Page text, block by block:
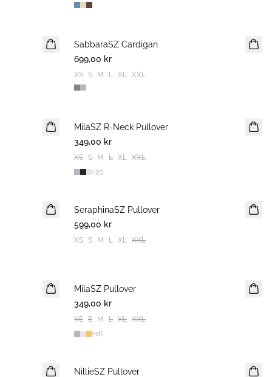
NYHET
SabbaraSZ Cardigan
699,00 kr
XS S M L XL XXL
NYHET
2 FOR 600 SEK
MilaSZ R-Neck Pullover
349,00 kr
XS S M L XL XXL
+20
NYHET
SeraphinaSZ Pullover
599,00 kr
XS S M L XL XXL
NYHET
2 FOR 600 SEK
MilaSZ Pullover
349,00 kr
XS S M L XL XXL
+16
NYHET
NillieSZ Pullover